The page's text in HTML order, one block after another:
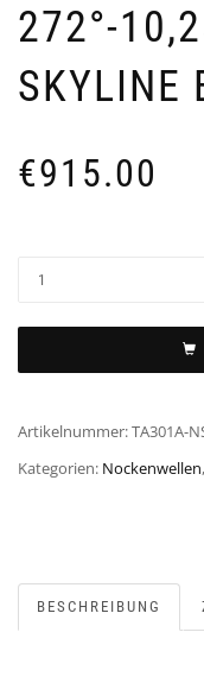
272°-
SKYLINE
€915.00
Artikelnummer:TA301A-
Kategorien: Nockenwellen,
BESCHREIBUNG